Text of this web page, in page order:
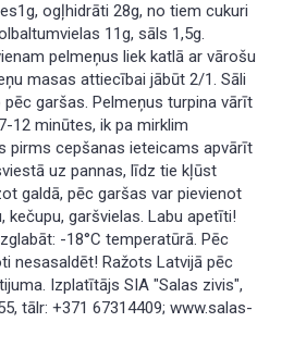
ogļhidrāti 28g, no tiem cukuri
11g, sāls 1,5g.
pelmeņus liek katlā ar vārošu
masas attiecībai jābūt 2/1. Sāli
garšas. Pelmeņus turpina vārīt
12 minūtes, ik pa mirklim
pirms cepšanas ieteicams apvārīt
uz pannas, līdz tie kļūst
galdā, pēc garšas var pievienot
kečupu, garšvielas. Labu apetīti!
-18°C temperatūrā. Pēc
nesasaldēt! Ražots Latvijā pēc
Izplatītājs SIA "Salas zivis",
tālr: +371 67314409; www.salas-